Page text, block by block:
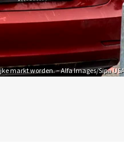
markt worden. – Alfa Images/Sipa